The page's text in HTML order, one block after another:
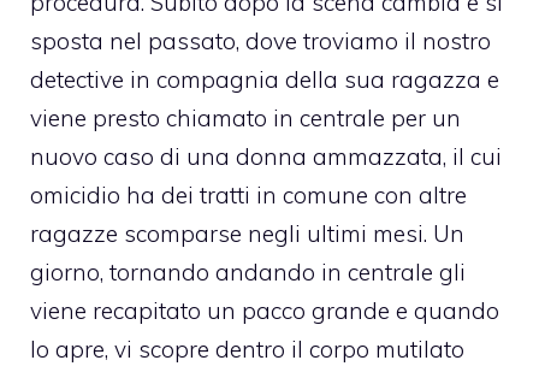
sposta nel passato, dove troviamo il nostro
detective in compagnia della sua ragazza e
viene presto chiamato in centrale per un
nuovo caso di una donna ammazzata, il cui
omicidio ha dei tratti in comune con altre
ragazze scomparse negli ultimi mesi. Un
giorno, tornando andando in centrale gli
viene recapitato un pacco grande e quando
lo apre, vi scopre dentro il corpo mutilato